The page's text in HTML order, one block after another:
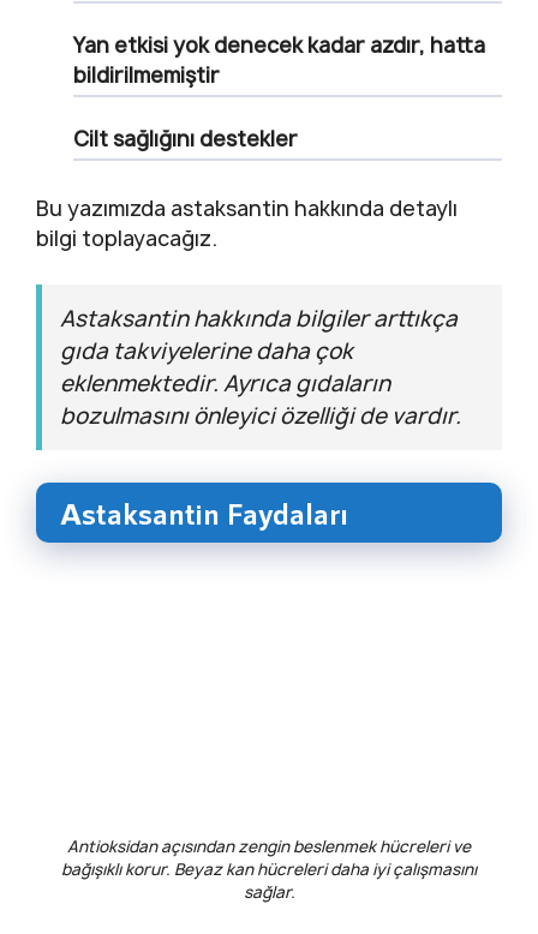
Yan etkisi yok denecek kadar azdır, hatta
bildirilmemiştir
Cilt sağlığını destekler
Bu yazımızda astaksantin hakkında detaylı
bilgi toplayacağız.
Astaksantin hakkında bilgiler arttıkça
gıda takviyelerine daha çok
eklenmektedir. Ayrıca gıdaların
bozulmasını önleyici özelliği de vardır.
Astaksantin Faydaları
Antioksidan açısından zengin beslenmek hücreleri ve
bağışıklı korur. Beyaz kan hücreleri daha iyi çalışmasını
sağlar.